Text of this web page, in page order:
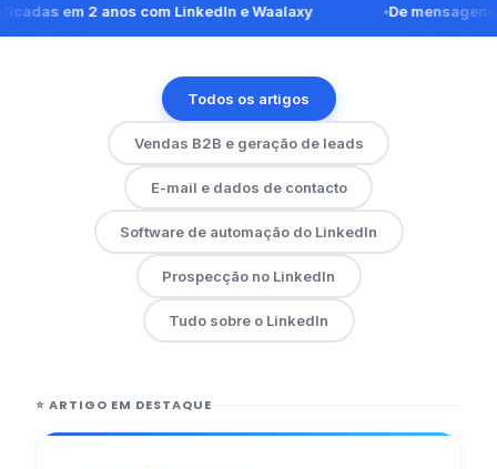
em 2 anos com LinkedIn e Waalaxy De mensagens no
Todos os artigos
Vendas B2B e geração de leads
E-mail e dados de contacto
Software de automação do LinkedIn
Prospecção no LinkedIn
Tudo sobre o LinkedIn
⭐ ARTIGO EM DESTAQUE